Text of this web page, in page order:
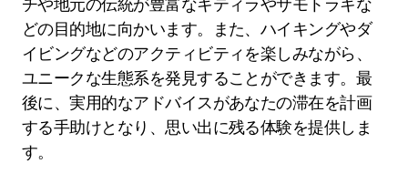
チや地元の伝統が豊富なキティラやサモトラキな
どの目的地に向かいます。また、ハイキングやダ
イビングなどのアクティビティを楽しみながら、
ユニークな生態系を発見することができます。最
後に、実用的なアドバイスがあなたの滞在を計画
する手助けとなり、思い出に残る体験を提供しま
す。